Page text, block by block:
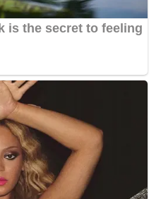
être chaud.
danse laissée
dans une